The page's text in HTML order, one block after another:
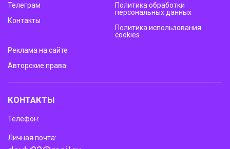
Телеграм
Контакты
Политика обработки
персональных данных
Политика использования
cookies
Реклама на сайте
Авторские права
КОНТАКТЫ
Телефон:
Личная почта: